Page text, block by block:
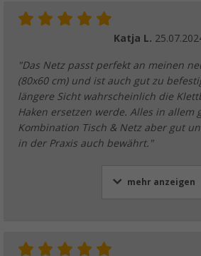
Katja L.
"Das Netz passt perfekt an meinen
(80x60 cm) und ist auch gut zu
längere Sicht wahrscheinlich die
Haken ersetzen werde. Alles in allem
Kombination Tisch & Netz aber gut
in der Praxis auch bewährt."
mehr anzeigen